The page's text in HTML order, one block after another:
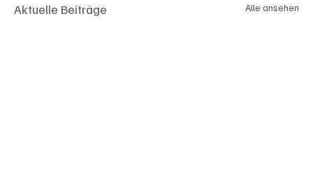
Aktuelle Beiträge Alle ansehen